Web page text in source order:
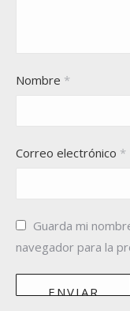
Nombre *
Correo electrónico *
Guarda mi
navegador para la